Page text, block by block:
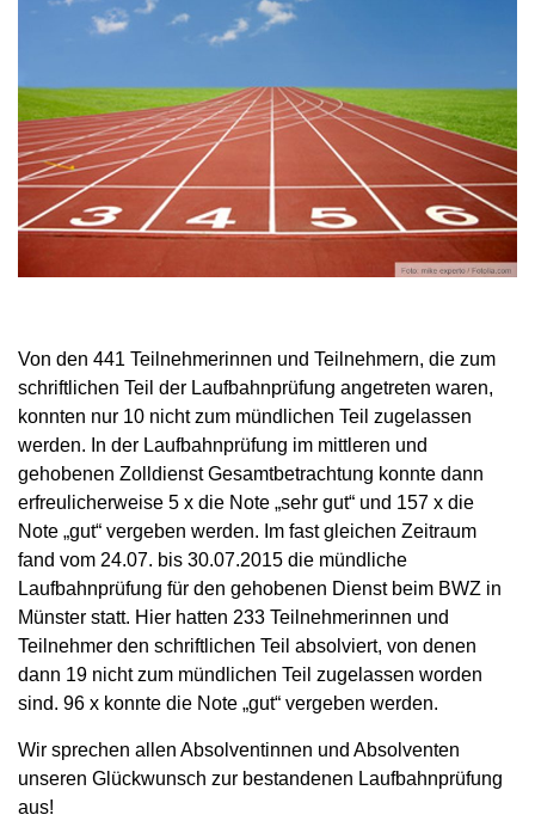
Von den 441 Teilnehmerinnen und Teilnehmern, die zum
schriftlichen Teil der Laufbahnprüfung angetreten waren,
konnten nur 10 nicht zum mündlichen Teil zugelassen
werden. In der Laufbahnprüfung im mittleren und
gehobenen Zolldienst Gesamtbetrachtung konnte dann
erfreulicherweise 5 x die Note „sehr gut“ und 157 x die
Note „gut“ vergeben werden. Im fast gleichen Zeitraum
fand vom 24.07. bis 30.07.2015 die mündliche
Laufbahnprüfung für den gehobenen Dienst beim BWZ in
Münster statt. Hier hatten 233 Teilnehmerinnen und
Teilnehmer den schriftlichen Teil absolviert, von denen
dann 19 nicht zum mündlichen Teil zugelassen worden
sind. 96 x konnte die Note „gut“ vergeben werden.
Wir sprechen allen Absolventinnen und Absolventen
unseren Glückwunsch zur bestandenen Laufbahnprüfung
aus!